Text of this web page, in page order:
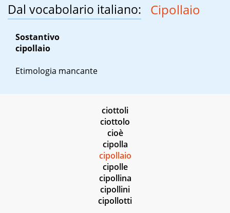
Dal vocabolario italiano: Cipollaio
Sostantivo
cipollaio
Etimologia mancante
ciottoli
ciottolo
cioè
cipolla
cipollaio
cipolle
cipollina
cipollini
cipollotti